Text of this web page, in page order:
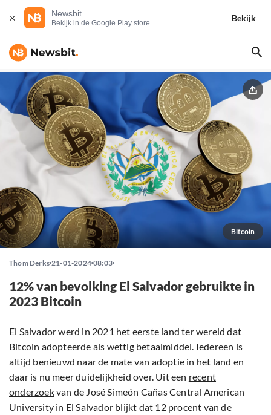
Newsbit
Bekijk in de Google Play store
Bekijk
Bitcoin
Thom Derks 21-01-2024 08:03
12% van bevolking El Salvador gebruikte in
2023 Bitcoin
El Salvador werd in 2021 het eerste land ter wereld dat
Bitcoin adopteerde als wettig betaalmiddel. Iedereen is
altijd benieuwd naar de mate van adoptie in het land en
daar is nu meer duidelijkheid over. Uit een recent
onderzoekvan de José Simeón Cañas Central American
University in El Salvador blijkt dat 12 procent van de